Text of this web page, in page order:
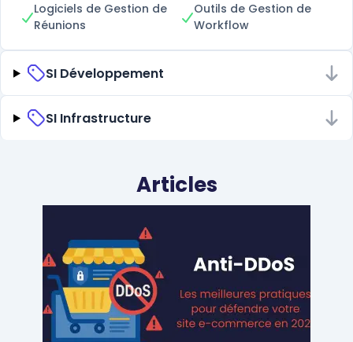
Logiciels de Gestion de
Réunions
Outils de Gestion de
Workflow
SI Développement
SI Infrastructure
Articles